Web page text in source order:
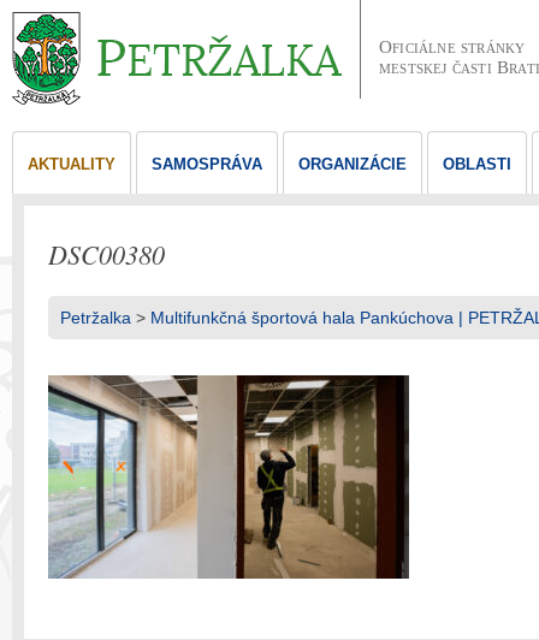
Oficiálne stránky
mestskej časti
AKTUALITY SAMOSPRÁVA ORGANIZÁCIE OBLASTI
DSC00380
Petržalka > Multifunkčná športová hala Pankúchova |